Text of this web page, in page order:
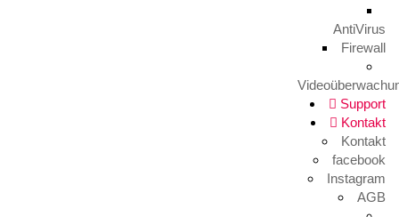
AntiVirus
Firewall
Support
Kontakt
Kontakt
facebook
Instagram
AGB